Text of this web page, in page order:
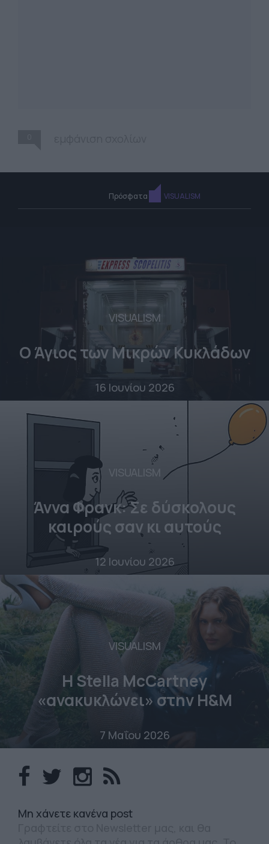
Πρόσφατα VISUALISM
VISUALISM
Ο Άγιος των Μικρών Κυκλάδων
16 Ιουνίου 2026
VISUALISM
Άννα Φρανκ: Σε δύσκολους
καιρούς σαν κι αυτούς
12 Ιουνίου 2026
VISUALISM
Η Stella McCartney
«ανακυκλώνει» στην H&M
7 Μαΐου 2026
Mη χάνετε κανένα post